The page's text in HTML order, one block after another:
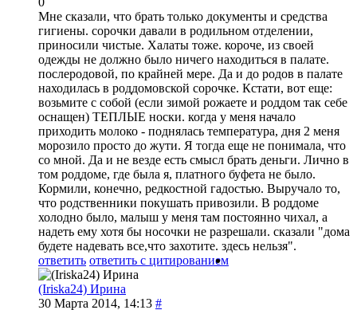
Мне сказали, что брать только документы и средства
гигиены. сорочки давали в родильном отделении,
приносили чистые. Халаты тоже. короче, из своей
одежды не должно было ничего находиться в палате.
послеродовой, по крайней мере. Да и до родов в палате
находилась в роддомовской сорочке. Кстати, вот еще:
возьмите с собой (если зимой рожаете и роддом так себе
оснащен) ТЕПЛЫЕ носки. когда у меня начало
приходить молоко - поднялась температура, дня 2 меня
морозило просто до жути. Я тогда еще не понимала, что
со мной. Да и не везде есть смысл брать деньги. Лично в
том роддоме, где была я, платного буфета не было.
Кормили, конечно, редкостной гадостью. Выручало то,
что родственники покушать привозили. В роддоме
холодно было, малыш у меня там постоянно чихал, а
надеть ему хотя бы носочки не разрешали. сказали "дома
будете надевать все,что захотите. здесь нельзя".
ответить ответить с цитированием
(Iriska24) Ирина
30 Марта 2014, 14:13 #